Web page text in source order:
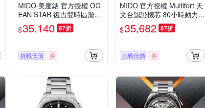
MIDO 美度錶 官方授權 OC
EAN STAR 復古雙時區潛水
機械腕錶-M026829170410
0
$35,140 87折
挑戰低價 券
MIDO 官方授權 Multifort 天
文台認證機芯 80小時動力機
械錶M0384313605700/42
mm
$35,682 87折
挑戰低價 券